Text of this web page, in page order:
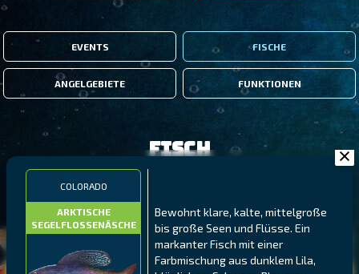
EVENTS FISCHE
ANGELGEBIETE FUNKTIONEN
COLORADO
ARKTISCHE
SEGELFLOSSENÄSCHE
Bewohnt klare, kalte, mittelgroße
bis große Seen und Flüsse. Ein
markanter Fisch mit einer
Farbmischung aus dunklem Lila,
Fisch
NÖRDLICHE FJORDE GALAPAGOS-INSELN